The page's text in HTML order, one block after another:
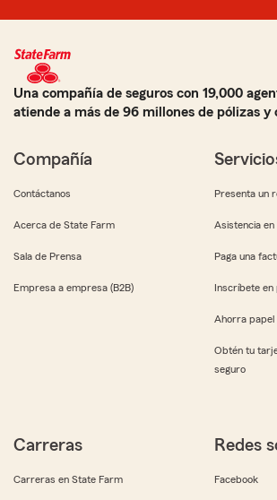
Una compañía de seguros con 19,000
atiende a más de 96 millones de pólizas y
Compañía
Contáctanos
Acerca de State Farm
Sala de Prensa
Empresa a empresa (B2B)
Presenta un
Asistencia
Paga una
Inscríbete en
Ahorra papel
Obtén tu
seguro
Carreras
Carreras en State Farm
Redes
Facebook